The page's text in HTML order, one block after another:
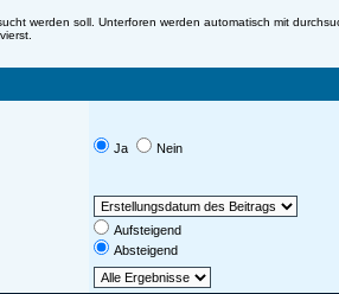
werden soll. Unterforen werden automatisch mit
Ja Nein
Aufsteigend
Absteigend